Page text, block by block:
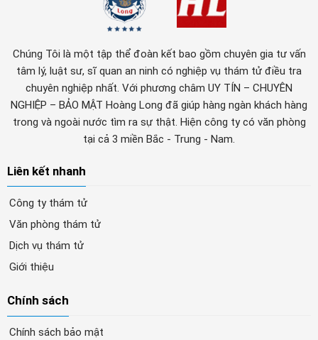
Chúng Tôi là một tập thể đoàn kết bao gồm chuyên gia tư vấn
tâm lý, luật sư, sĩ quan an ninh có nghiệp vụ thám tử điều tra
chuyên nghiệp nhất. Với phương châm UY TÍN – CHUYÊN
NGHIỆP – BẢO MẬT Hoàng Long đã giúp hàng ngàn khách hàng
trong và ngoài nước tìm ra sự thật. Hiện công ty có văn phòng
tại cả 3 miền Bắc - Trung - Nam.
Liên kết nhanh
Công ty thám tử
Văn phòng thám tử
Dịch vụ thám tử
Giới thiệu
Chính sách
Chính sách bảo mật